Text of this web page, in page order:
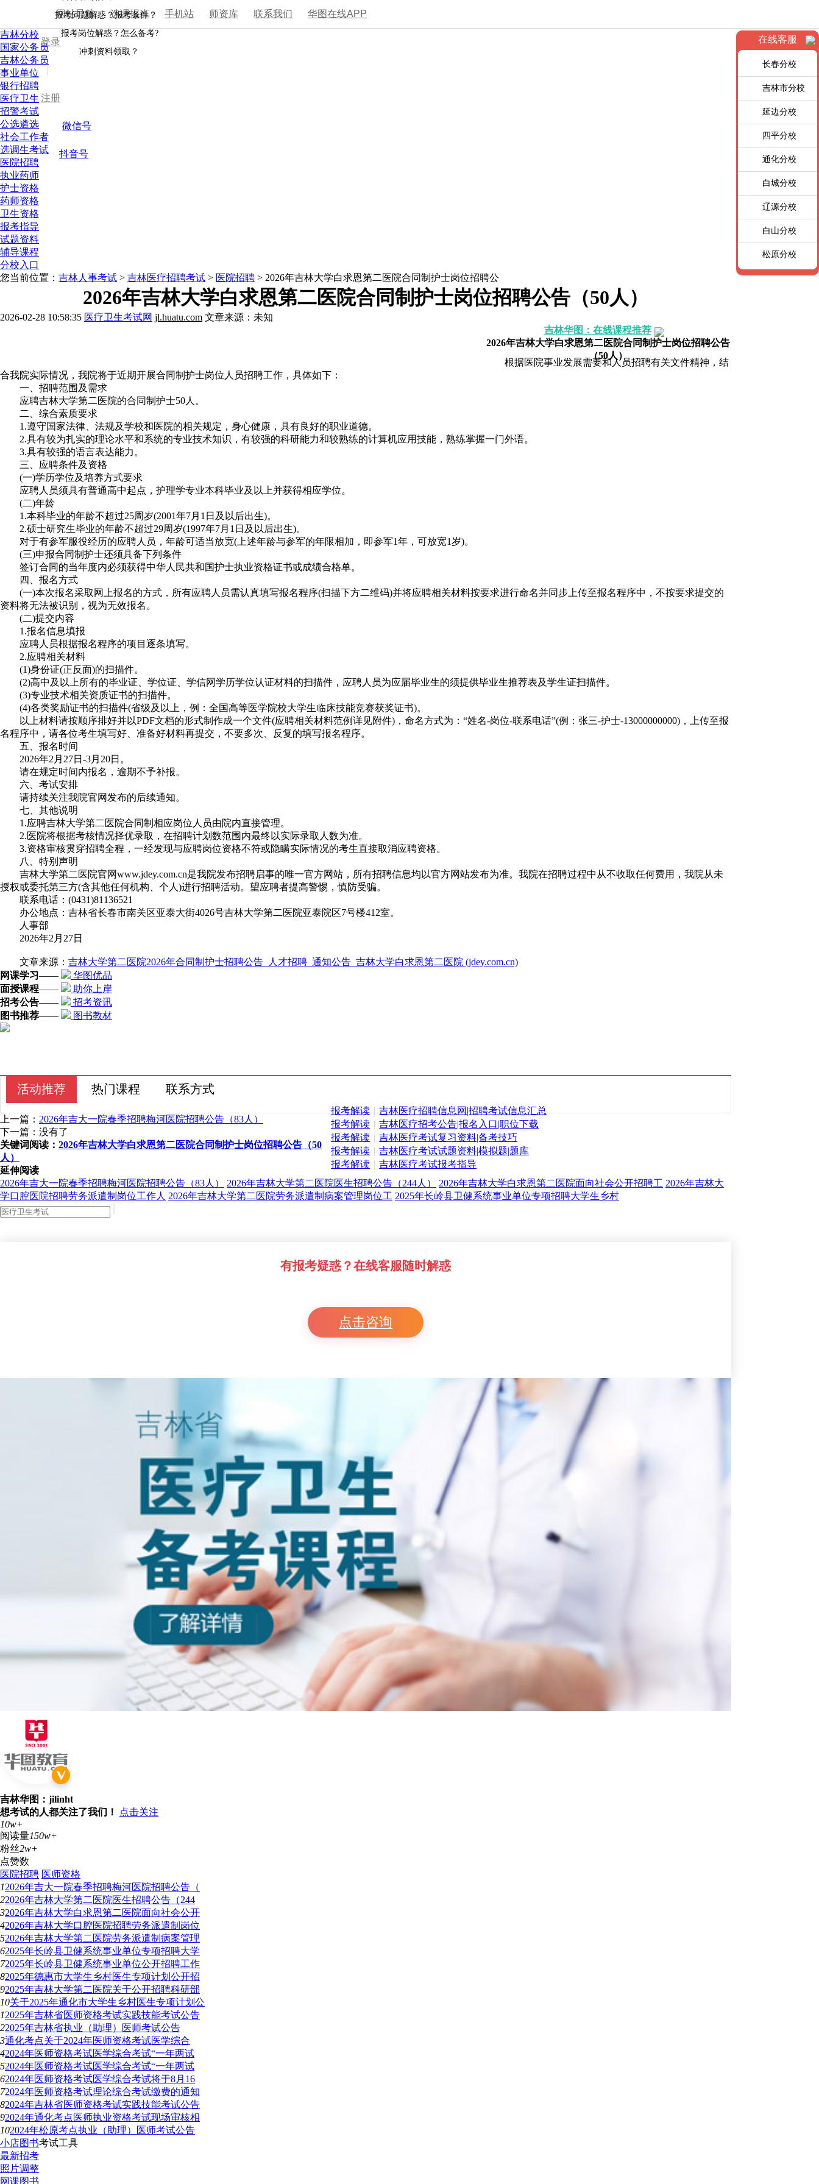
网站导航 选课报班 手机站 师资库 联系我们 华图在线APP
登录
|
注册
微信号
抖音号
吉林分校
国家公务员
吉林公务员
事业单位
银行招聘
医疗卫生
招警考试
公选遴选
社会工作者
选调生考试
医院招聘
执业药师
护士资格
药师资格
卫生资格
报考指导
试题资料
辅导课程
分校入口
您当前位置： 吉林人事考试 > 吉林医疗招聘考试 > 医院招聘 > 2026年吉林大学白求恩第二医院合同制护士岗位招聘公
2026年吉林大学白求恩第二医院合同制护士岗位招聘公告（50人）
2026-02-28 10:58:35 医疗卫生考试网 jl.huatu.com 文章来源：未知
吉林华图：在线课程推荐
2026年吉林大学白求恩第二医院合同制护士岗位招聘公告
（50人）
根据医院事业发展需要和人员招聘有关文件精神，结
合我院实际情况，我院将于近期开展合同制护士岗位人员招聘工作，具体如下：
一、招聘范围及需求
应聘吉林大学第二医院的合同制护士50人。
二、综合素质要求
1.遵守国家法律、法规及学校和医院的相关规定，身心健康，具有良好的职业道德。
2.具有较为扎实的理论水平和系统的专业技术知识，有较强的科研能力和较熟练的计算机应用技能，熟练掌握一门外语。
3.具有较强的语言表达能力。
三、应聘条件及资格
(一)学历学位及培养方式要求
应聘人员须具有普通高中起点，护理学专业本科毕业及以上并获得相应学位。
(二)年龄
1.本科毕业的年龄不超过25周岁(2001年7月1日及以后出生)。
2.硕士研究生毕业的年龄不超过29周岁(1997年7月1日及以后出生)。
对于有参军服役经历的应聘人员，年龄可适当放宽(上述年龄与参军的年限相加，即参军1年，可放宽1岁)。
(三)申报合同制护士还须具备下列条件
签订合同的当年度内必须获得中华人民共和国护士执业资格证书或成绩合格单。
四、报名方式
(一)本次报名采取网上报名的方式，所有应聘人员需认真填写报名程序(扫描下方二维码)并将应聘相关材料按要求进行命名并同步上传至报名程序中，不按要求提交的
资料将无法被识别，视为无效报名。
(二)提交内容
1.报名信息填报
应聘人员根据报名程序的项目逐条填写。
2.应聘相关材料
(1)身份证(正反面)的扫描件。
(2)高中及以上所有的毕业证、学位证、学信网学历学位认证材料的扫描件，应聘人员为应届毕业生的须提供毕业生推荐表及学生证扫描件。
(3)专业技术相关资质证书的扫描件。
(4)各类奖励证书的扫描件(省级及以上，例：全国高等医学院校大学生临床技能竞赛获奖证书)。
以上材料请按顺序排好并以PDF文档的形式制作成一个文件(应聘相关材料范例详见附件)，命名方式为：“姓名-岗位-联系电话”(例：张三-护士-13000000000)，上传至报
名程序中，请各位考生填写好、准备好材料再提交，不要多次、反复的填写报名程序。
五、报名时间
2026年2月27日-3月20日。
请在规定时间内报名，逾期不予补报。
六、考试安排
请持续关注我院官网发布的后续通知。
七、其他说明
1.应聘吉林大学第二医院合同制相应岗位人员由院内直接管理。
2.医院将根据考核情况择优录取，在招聘计划数范围内最终以实际录取人数为准。
3.资格审核贯穿招聘全程，一经发现与应聘岗位资格不符或隐瞒实际情况的考生直接取消应聘资格。
八、特别声明
吉林大学第二医院官网www.jdey.com.cn是我院发布招聘启事的唯一官方网站，所有招聘信息均以官方网站发布为准。我院在招聘过程中从不收取任何费用，我院从未
授权或委托第三方(含其他任何机构、个人)进行招聘活动。望应聘者提高警惕，慎防受骗。
联系电话：(0431)81136521
办公地点：吉林省长春市南关区亚泰大街4026号吉林大学第二医院亚泰院区7号楼412室。
人事部
2026年2月27日
文章来源： 吉林大学第二医院2026年合同制护士招聘公告_人才招聘_通知公告_吉林大学白求恩第二医院 (jdey.com.cn)
网课学习——
华图优品
面授课程——
助你上岸
招考公告——
招考资讯
图书推荐—— 图书教材
活动推荐 热门课程 联系方式
报考解读 | 吉林医疗招聘信息网|招聘考试信息汇总
报考解读 | 吉林医疗招考公告|报名入口|职位下载
报考解读 | 吉林医疗考试复习资料|备考技巧
报考解读 | 吉林医疗考试试题资料|模拟题|题库
报考解读 | 吉林医疗考试报考指导
上一篇： 2026年吉大一院春季招聘梅河医院招聘公告（83人）
下一篇：没有了
关键词阅读： 2026年吉林大学白求恩第二医院合同制护士岗位招聘公告（50
人）
延伸阅读
2026年吉大一院春季招聘梅河医院招聘公告（83人）
2026年吉林大学第二医院医生招聘公告（244人） 2026年吉林大学白求恩第二医院面向社会公开招聘工 2026年吉林大
学口腔医院招聘劳务派遣制岗位工作人 2026年吉林大学第二医院劳务派遣制病案管理岗位工 2025年长岭县卫健系统事业单位专项招聘大学生乡村
有报考疑惑？在线客服随时解惑
报考问题解惑？报考条件？
报考岗位解惑？怎么备考?
冲刺资料领取？
点击咨询
吉林华图：jilinht
想考试的人都关注了我们！
点击关注
10w+
阅读量150w+
粉丝2w+
点赞数
医院招聘 医师资格
12026年吉大一院春季招聘梅河医院招聘公告（
22026年吉林大学第二医院医生招聘公告（244
32026年吉林大学白求恩第二医院面向社会公开
42026年吉林大学口腔医院招聘劳务派遣制岗位
52026年吉林大学第二医院劳务派遣制病案管理
62025年长岭县卫健系统事业单位专项招聘大学
72025年长岭县卫健系统事业单位公开招聘工作
82025年德惠市大学生乡村医生专项计划公开招
92025年吉林大学第二医院关于公开招聘科研部
10关于2025年通化市大学生乡村医生专项计划公
12025年吉林省医师资格考试实践技能考试公告
22025年吉林省执业（助理）医师考试公告
3通化考点关于2024年医师资格考试医学综合
42024年医师资格考试医学综合考试“一年两试
52024年医师资格考试医学综合考试“一年两试
62024年医师资格考试医学综合考试将于8月16
72024年医师资格考试理论综合考试缴费的通知
82024年吉林省医师资格考试实践技能考试公告
92024年通化考点医师执业资格考试现场审核相
102024年松原考点执业（助理）医师考试公告
小店图书考试工具
最新招考
照片调整
网课图书
在线客服
长春分校
吉林市分校
延边分校
四平分校
通化分校
白城分校
辽源分校
白山分校
松原分校